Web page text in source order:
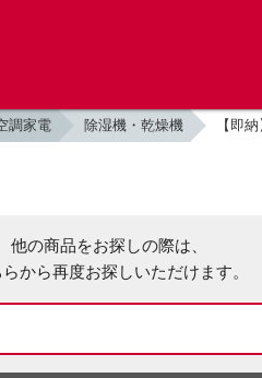
調家電 除湿機・乾燥機 【即
他の商品をお探しの際は、
らから再度お探しいただけます。